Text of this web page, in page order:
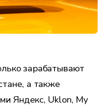
зарабатывают
а также
Яндекс, Uklon, My